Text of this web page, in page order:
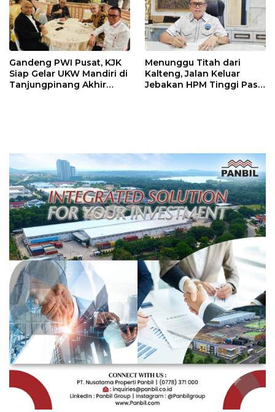
Gandeng PWI Pusat, KJK
Siap Gelar UKW Mandiri di
Tanjungpinang Akhir
Menunggu Titah dari
Kalteng, Jalan Keluar
Jebakan HPM Tinggi Pasir